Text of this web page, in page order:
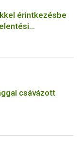
érintkezésbe
csávázott